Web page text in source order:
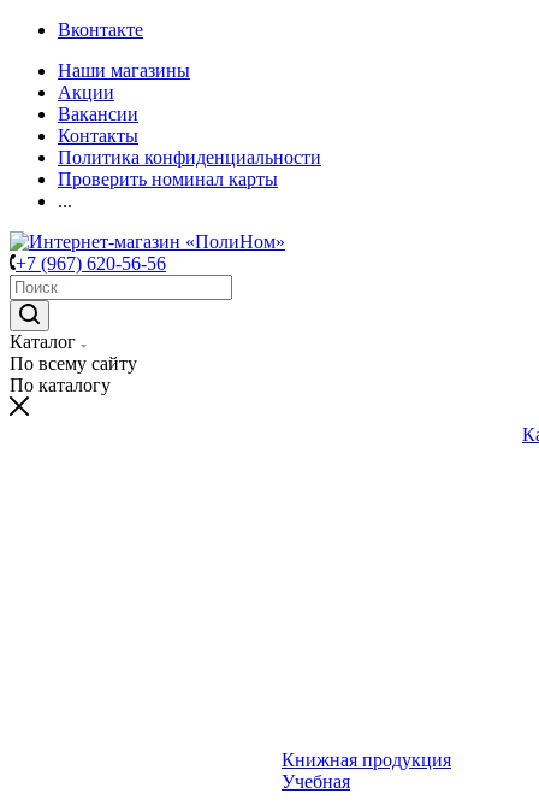
Вконтакте
Наши магазины
Акции
Вакансии
Контакты
Политика конфиденциальности
Проверить номинал карты
...
+7 (967) 620-56-56
Каталог
По всему сайту
По каталогу
Книжная продукция
Учебная